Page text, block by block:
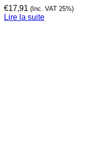
€17,91 (Inc. VAT 25%)
Lire la suite